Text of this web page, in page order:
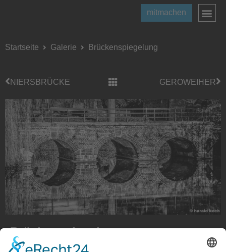
mitmachen
Startseite Galerie Brückenspiegelung
NIERSBRÜCKE GEROWEIHER
Brückenspiegelung
Brückenspiegelung im Schloss Rheydt